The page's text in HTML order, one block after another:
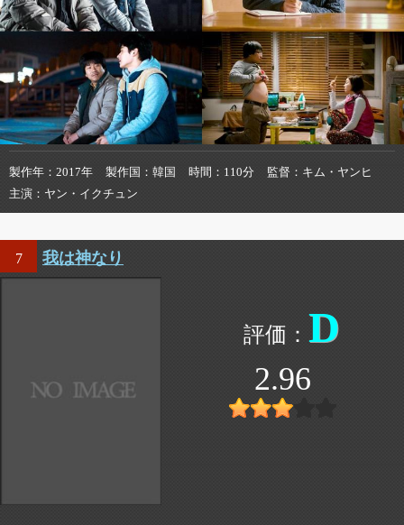
製作年 2017年 製作国 韓国 時間 110分 監督
キム・ヤンヒ
主演
ヤン・イクチュン
7 我は神なり
D
2.96